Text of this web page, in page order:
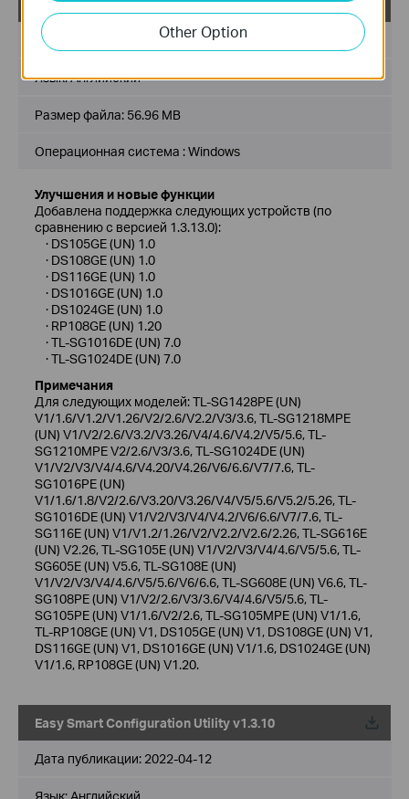
Easy Smart Configuration Utility v1.3.17.0
Дата публикации: 2023-12-28
Язык:Английский
Размер файла: 56.96 MB
Операционная система : Windows
Улучшения и новые функции
Добавлена поддержка следующих устройств (по
сравнению с версией 1.3.13.0):
· DS105GE (UN) 1.0
· DS108GE (UN) 1.0
· DS116GE (UN) 1.0
· DS1016GE (UN) 1.0
· DS1024GE (UN) 1.0
· RP108GE (UN) 1.20
· TL-SG1016DE (UN) 7.0
· TL-SG1024DE (UN) 7.0
Примечания
Для следующих моделей: TL-SG1428PE (UN)
V1/1.6/V1.2/V1.26/V2/2.6/V2.2/V3/3.6, TL-SG1218MPE
(UN) V1/V2/2.6/V3.2/V3.26/V4/4.6/V4.2/V5/5.6, TL-
SG1210MPE V2/2.6/V3/3.6, TL-SG1024DE (UN)
V1/V2/V3/V4/4.6/V4.20/V4.26/V6/6.6/V7/7.6, TL-
SG1016PE (UN)
V1/1.6/1.8/V2/2.6/V3.20/V3.26/V4/V5/5.6/V5.2/5.26, TL-
SG1016DE (UN) V1/V2/V3/V4/V4.2/V6/6.6/V7/7.6, TL-
SG116E (UN) V1/V1.2/1.26/V2/V2.2/V2.6/2.26, TL-SG616E
(UN) V2.26, TL-SG105E (UN) V1/V2/V3/V4/4.6/V5/5.6, TL-
SG605E (UN) V5.6, TL-SG108E (UN)
V1/V2/V3/V4/4.6/V5/5.6/V6/6.6, TL-SG608E (UN) V6.6, TL-
SG108PE (UN) V1/V2/2.6/V3/3.6/V4/4.6/V5/5.6, TL-
SG105PE (UN) V1/1.6/V2/2.6, TL-SG105MPE (UN) V1/1.6,
TL-RP108GE (UN) V1, DS105GE (UN) V1, DS108GE (UN) V1,
DS116GE (UN) V1, DS1016GE (UN) V1/1.6, DS1024GE (UN)
V1/1.6, RP108GE (UN) V1.20.
Easy Smart Configuration Utility v1.3.10
Дата публикации: 2022-04-12
Язык:Английский
Other Option